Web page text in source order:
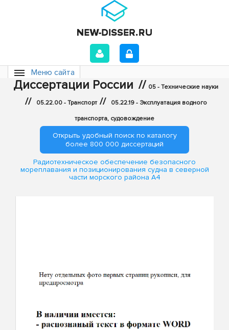
Меню сайта
Диссертации России // 05 - Технические науки
// 05.22.00 - Транспорт // 05.22.19 - Эксплуатация водного
транспорта, судовождение
Открыть удобный поиск по каталогу
более 800 000 диссертаций
Радиотехническое обеспечение безопасного
мореплавания и позиционирования судна в северной
части морского района А4